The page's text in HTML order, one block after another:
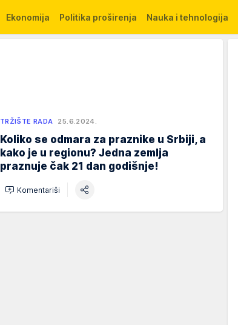
Ekonomija Politika proširenja Nauka i tehnologija
TRŽIŠTE RADA 25.6.2024.
Koliko se odmara za praznike u Srbiji, a
kako je u regionu? Jedna zemlja
praznuje čak 21 dan godišnje!
Komentariši